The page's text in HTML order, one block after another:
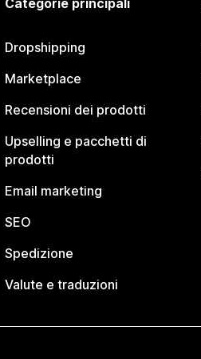
Categorie principali
Dropshipping
Marketplace
Recensioni dei prodotti
Upselling e pacchetti di
prodotti
Email marketing
SEO
Spedizione
Valute e traduzioni